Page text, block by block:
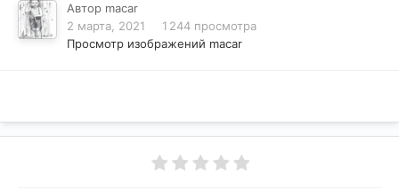
Автор macar
2 марта, 2021
1 244 просмотра
Просмотр изображений macar